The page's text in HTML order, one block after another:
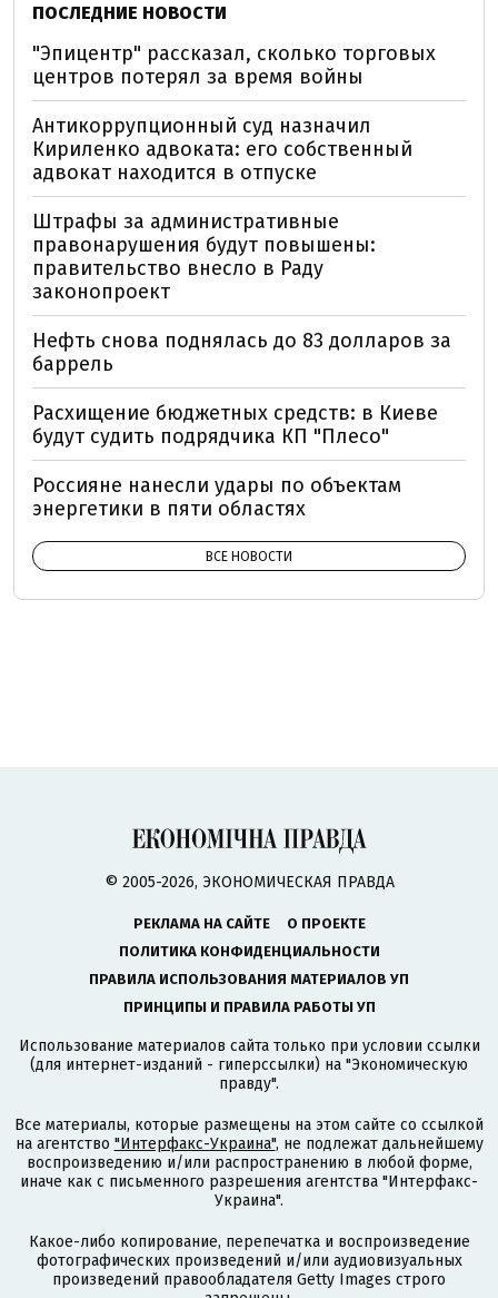
ПОСЛЕДНИЕ НОВОСТИ
"Эпицентр" рассказал, сколько торговых
центров потерял за время войны
Антикоррупционный суд назначил
Кириленко адвоката: его собственный
адвокат находится в отпуске
Штрафы за административные
правонарушения будут повышены:
правительство внесло в Раду
законопроект
Нефть снова поднялась до 83 долларов за
баррель
Расхищение бюджетных средств: в Киеве
будут судить подрядчика КП "Плесо"
Россияне нанесли удары по объектам
энергетики в пяти областях
ВСЕ НОВОСТИ
© 2005-2026, ЭКОНОМИЧЕСКАЯ ПРАВДА
РЕКЛАМА НА САЙТЕ
О ПРОЕКТЕ
ПОЛИТИКА КОНФИДЕНЦИАЛЬНОСТИ
ПРАВИЛА ИСПОЛЬЗОВАНИЯ МАТЕРИАЛОВ УП
ПРИНЦИПЫ И ПРАВИЛА РАБОТЫ УП
Использование материалов сайта только при условии ссылки
(для интернет-изданий - гиперссылки) на "Экономическую
правду".
Все материалы, которые размещены на этом сайте со ссылкой
на агентство "Интерфакс-Украина", не подлежат дальнейшему
воспроизведению и/или распространению в любой форме,
иначе как с письменного разрешения агентства "Интерфакс-
Украина".
Какое-либо копирование, перепечатка и воспроизведение
фотографических произведений и/или аудиовизуальных
произведений правообладателя Getty Images строго